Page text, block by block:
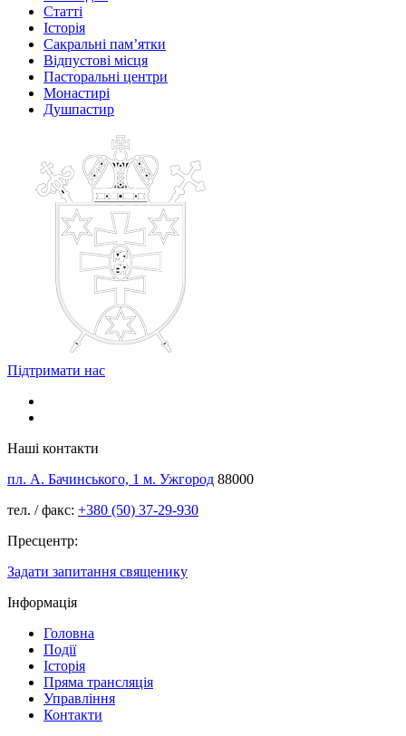
Статті
Історія
Сакральні пам’ятки
Відпустові місця
Пасторальні центри
Монастирі
Душпастир
Підтримати нас
Наші контакти
пл. А. Бачинського, 1 м. Ужгород 88000
тел. / факс: +380 (50) 37-29-930
Пресцентр:
Задати запитання священику
Інформація
Головна
Події
Історія
Пряма трансляція
Управління
Контакти